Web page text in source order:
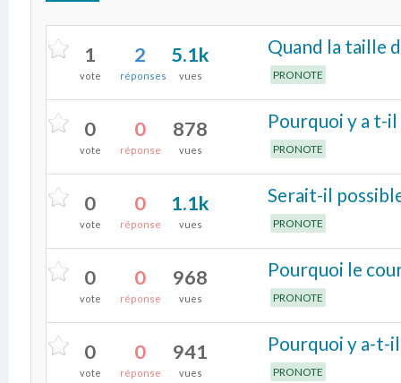
1
vote
2
réponses
5.1k
vues
Quand la taille
PRONOTE
0
vote
0
réponse
878
vues
Pourquoi y a t-
PRONOTE
0
vote
0
réponse
1.1k
vues
Serait-il
PRONOTE
0
vote
0
réponse
968
vues
Pourquoi le
PRONOTE
0
vote
0
réponse
941
vues
Pourquoi y a-t-
PRONOTE